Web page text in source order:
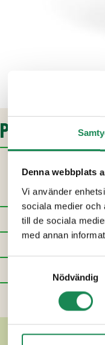
Denna webbplats
Vi använder
sociala medier och
till de sociala
med annan
Nödvändig
Näringsinnehåll
Ytterligare